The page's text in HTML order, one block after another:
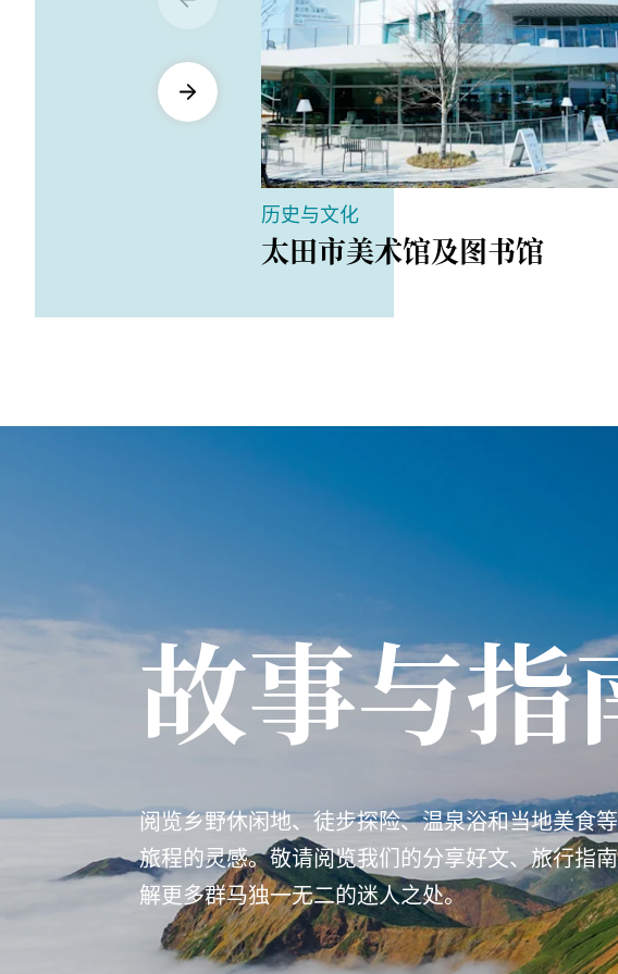
历史与文化
太田市美术馆及图书馆
故事与指
阅览乡野休闲地、徒步探险、温泉浴和当地美食
旅程的灵感。敬请阅览我们的分享好文、旅行指
解更多群马独一无二的迷人之处。